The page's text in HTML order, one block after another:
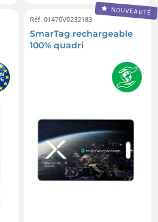
NOUVEAUTÉ
Réf. 01470V0232183
SmarTag rechargeable
100% quadri